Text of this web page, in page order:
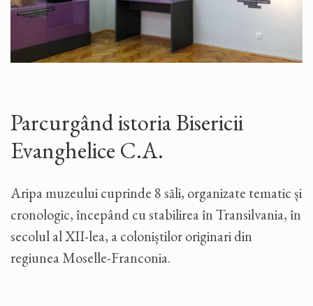
Parcurgând istoria Bisericii
Evanghelice C.A.
Aripa muzeului cuprinde 8 săli, organizate tematic și
cronologic, începând cu stabilirea în Transilvania, în
secolul al XII-lea, a coloniștilor originari din
regiunea Moselle-Franconia.